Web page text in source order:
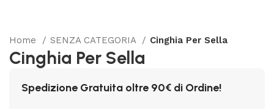
Home SENZA CATEGORIA Cinghia Per Sella
Cinghia Per Sella
Spedizione Gratuita oltre 90€ di Ordine!